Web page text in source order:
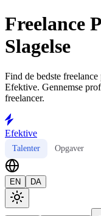
Freelance
Slagelse
Find de bedste
Efektive. Gennemse
freelancer.
Efektive
Talenter Opgaver
EN DA